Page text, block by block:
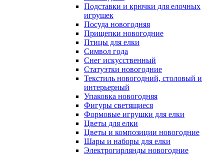
Подставки и крючки для елочных
игрушек
Посуда новогодняя
Прищепки новогодние
Птицы для елки
Символ года
Снег искусственный
Статуэтки новогодние
Текстиль новогодний, столовый и
интерьерный
Упаковка новогодняя
Фигуры светящиеся
Формовые игрушки для елки
Цветы для елки
Цветы и композиции новогодние
Шары и наборы для елки
Электрогирлянды новогодние